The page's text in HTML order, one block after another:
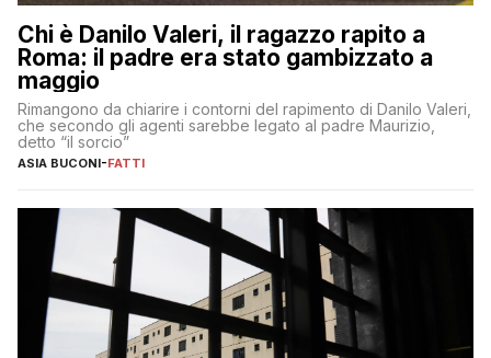
Chi è Danilo Valeri, il ragazzo rapito a
Roma: il padre era stato gambizzato a
maggio
Rimangono da chiarire i contorni del rapimento di Danilo Valeri,
che secondo gli agenti sarebbe legato al padre Maurizio,
detto “il sorcio”
ASIA BUCONI-FATTI